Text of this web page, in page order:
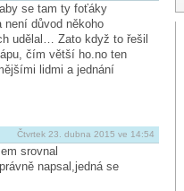
se tam ty foťáky
důvod někoho
udělal… Zato když to řešil
čím větší ho.no ten
lidmi a jednání
Čtvrtek 23. dubna 2015 ve 14:54
srovnal
napsal,jedná se